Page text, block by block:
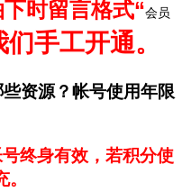
时留言格式“会员
们手工开通。
资源？帐号使用年限
终身有效，若积分使